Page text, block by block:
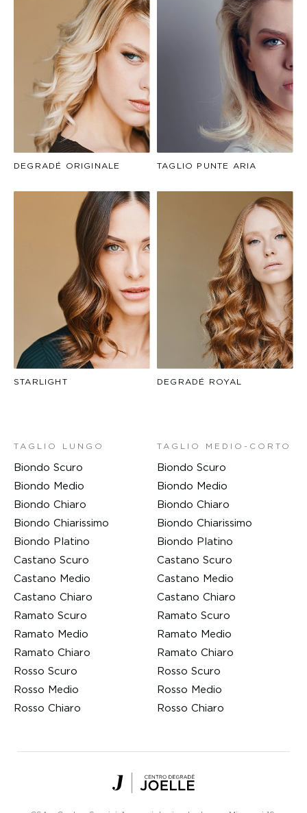
DEGRADÉ ORIGINALE TAGLIO PUNTE ARIA
STARLIGHT DEGRADÉ ROYAL
TAGLIO LUNGO
Biondo Scuro
Biondo Medio
Biondo Chiaro
Biondo Chiarissimo
Biondo Platino
Castano Scuro
Castano Medio
Castano Chiaro
Ramato Scuro
Ramato Medio
Ramato Chiaro
Rosso Scuro
Rosso Medio
Rosso Chiaro
TAGLIO MEDIO-CORTO
Biondo Scuro
Biondo Medio
Biondo Chiaro
Biondo Chiarissimo
Biondo Platino
Castano Scuro
Castano Medio
Castano Chiaro
Ramato Scuro
Ramato Medio
Ramato Chiaro
Rosso Scuro
Rosso Medio
Rosso Chiaro
Centro
Degradé